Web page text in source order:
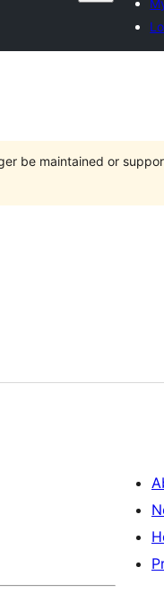
be maintained or